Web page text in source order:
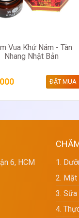
Vua Khử Nám - Tàn
Nhang Nhật Bản
ĐẶT MUA
6, HCM
1.
2. Mặt
3.
4.